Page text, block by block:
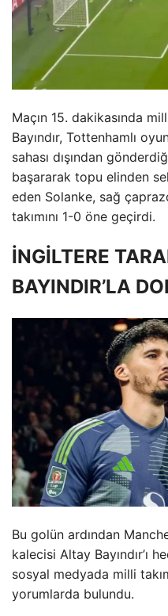
Maçın 15. dakikasında
Bayındır, Tottenhamlı
sahası dışından
başararak topu elinden
eden Solanke, sağ
takımını 1-0 öne geçirdi.
İNGİLTERE
BAYINDIR’LA
Bu golün ardından
kalecisi Altay Bayındır’ı
sosyal medyada milli
yorumlarda bulundu.